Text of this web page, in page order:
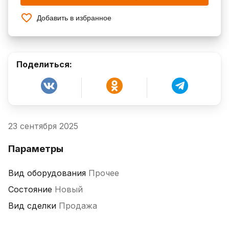
Добавить в избранное
Поделиться:
23 сентября 2025
Параметры
Вид оборудования Прочее
Состояние Новый
Вид сделки Продажа